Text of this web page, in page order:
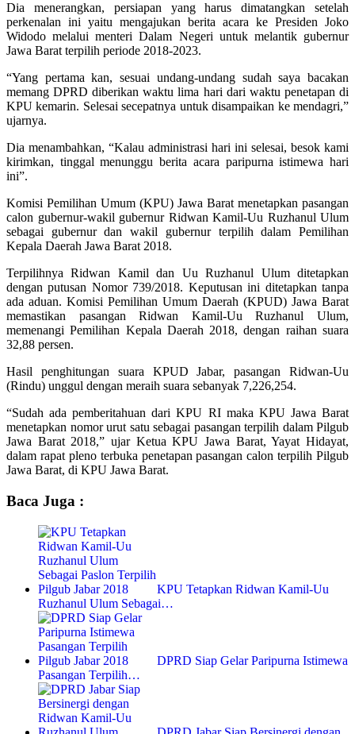
Dia menerangkan, persiapan yang harus dimatangkan setelah
perkenalan ini yaitu mengajukan berita acara ke Presiden Joko
Widodo melalui menteri Dalam Negeri untuk melantik gubernur
Jawa Barat terpilih periode 2018-2023.
“Yang pertama kan, sesuai undang-undang sudah saya bacakan
memang DPRD diberikan waktu lima hari dari waktu penetapan di
KPU kemarin. Selesai secepatnya untuk disampaikan ke mendagri,”
ujarnya.
Dia menambahkan, “Kalau administrasi hari ini selesai, besok kami
kirimkan, tinggal menunggu berita acara paripurna istimewa hari
ini”.
Komisi Pemilihan Umum (KPU) Jawa Barat menetapkan pasangan
calon gubernur-wakil gubernur Ridwan Kamil-Uu Ruzhanul Ulum
sebagai gubernur dan wakil gubernur terpilih dalam Pemilihan
Kepala Daerah Jawa Barat 2018.
Terpilihnya Ridwan Kamil dan Uu Ruzhanul Ulum ditetapkan
dengan putusan Nomor 739/2018. Keputusan ini ditetapkan tanpa
ada aduan. Komisi Pemilihan Umum Daerah (KPUD) Jawa Barat
memastikan pasangan Ridwan Kamil-Uu Ruzhanul Ulum,
memenangi Pemilihan Kepala Daerah 2018, dengan raihan suara
32,88 persen.
Hasil penghitungan suara KPUD Jabar, pasangan Ridwan-Uu
(Rindu) unggul dengan meraih suara sebanyak 7,226,254.
“Sudah ada pemberitahuan dari KPU RI maka KPU Jawa Barat
menetapkan nomor urut satu sebagai pasangan terpilih dalam Pilgub
Jawa Barat 2018,” ujar Ketua KPU Jawa Barat, Yayat Hidayat,
dalam rapat pleno terbuka penetapan pasangan calon terpilih Pilgub
Jawa Barat, di KPU Jawa Barat.
Baca Juga :
KPU Tetapkan Ridwan Kamil-Uu
Ruzhanul Ulum Sebagai…
DPRD Siap Gelar Paripurna Istimewa
Pasangan Terpilih…